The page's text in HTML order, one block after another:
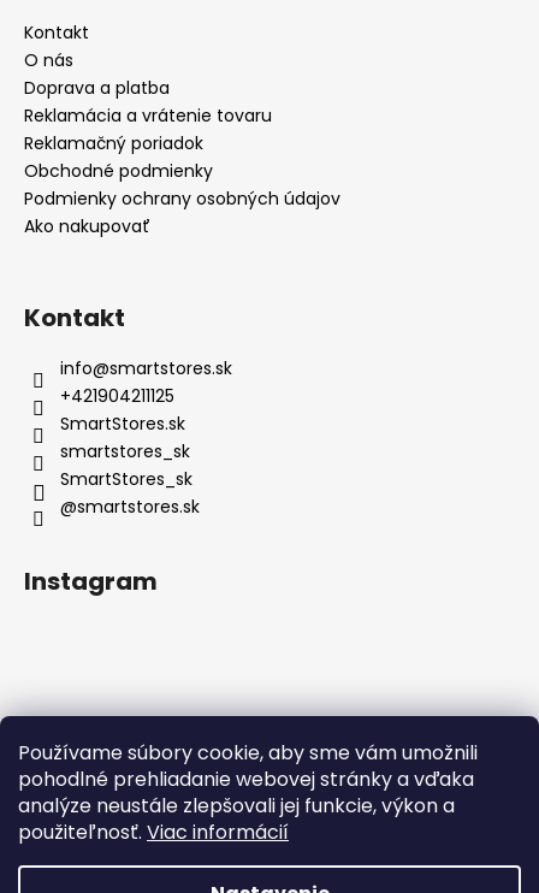
Používame súbory cookie, aby sme vám umožnili
pohodlné prehliadanie webovej stránky a vďaka
analýze neustále zlepšovali jej funkcie, výkon a
použiteľnosť. Viac informácií
Kontakt
O nás
Doprava a platba
Reklamácia a vrátenie tovaru
Reklamačný poriadok
Obchodné podmienky
Podmienky ochrany osobných údajov
Ako nakupovať
Kontakt
info@smartstores.sk
+421904211125
SmartStores.sk
smartstores_sk
SmartStores_sk
@smartstores.sk
Instagram
Sledovať na Instagrame